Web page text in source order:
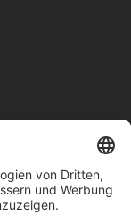
Racing4fun - Alles über